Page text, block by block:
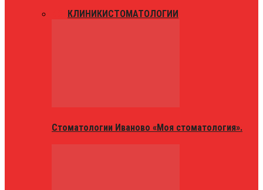
КЛИНИКИСТОМАТОЛОГИИ
Стоматологии Иваново «Моя стоматология».